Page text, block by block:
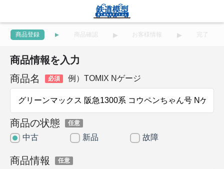
商品登録 商品確認 お客様情報 完了
商品情報を入力
商品名
必須 例）TOMIX Nゲージ
商品の状態 任意
中古 新品 故障
商品情報 任意